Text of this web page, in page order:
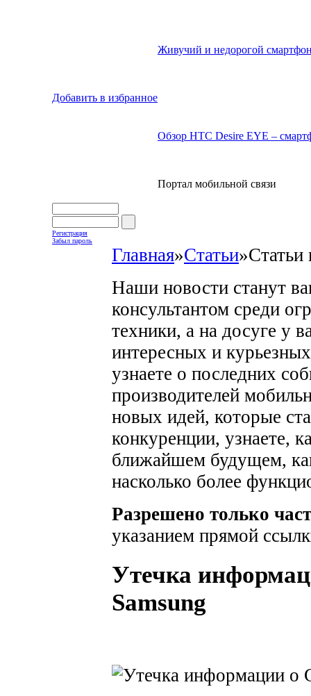
Добавить в избранное
Живучий и недорогой
Обзор HTC Desire EYE –
Портал мобильной связи
Регистрация
Забыл пароль
Главная»Статьи»Статьи
Наши новости станут
консультантом среди
техники, а на досуге у
интересных и
узнаете о последних
производителей
новых идей, которые
конкуренции, узнаете,
ближайшем будущем,
насколько более
Разрешено только
указанием прямой
Утечка
Samsung